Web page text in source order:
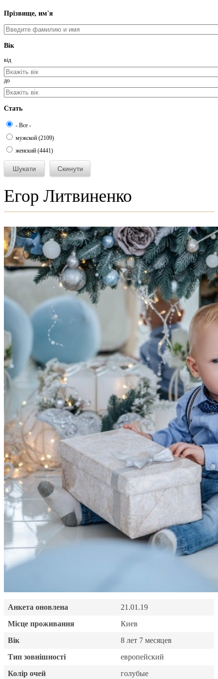
Прізвище, им'я
Вік
від
до
Стать
- Все -
мужской (2109)
женский (4441)
Егор Литвиненко
Анкета оновлена
21.01.19
Місце проживання
Киев
Вік
8 лет 7 месяцев
Тип зовнішності
европейский
Колір очей
голубые